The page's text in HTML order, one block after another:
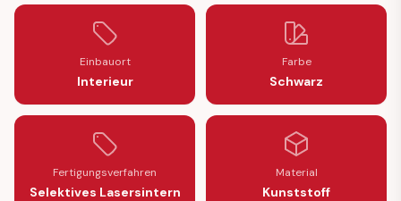
Einbauort
Interieur
Farbe
Schwarz
Fertigungsverfahren
Selektives Lasersintern
Material
Kunststoff